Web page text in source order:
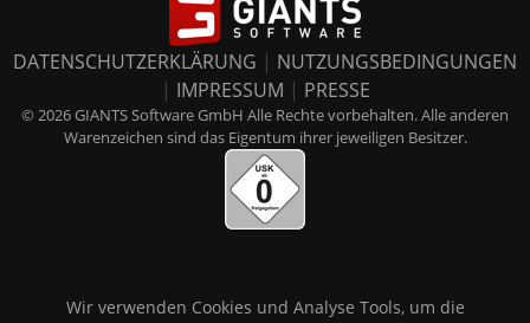
DATENSCHUTZERKLÄRUNG | NUTZUNGSBEDINGUNGEN
| IMPRESSUM | PRESSE
© 2026 GIANTS Software GmbH Alle Rechte vorbehalten. Alle anderen
Warenzeichen sind das Eigentum ihrer jeweiligen Besitzer.
Wir verwenden Cookies und Analyse Tools, um die